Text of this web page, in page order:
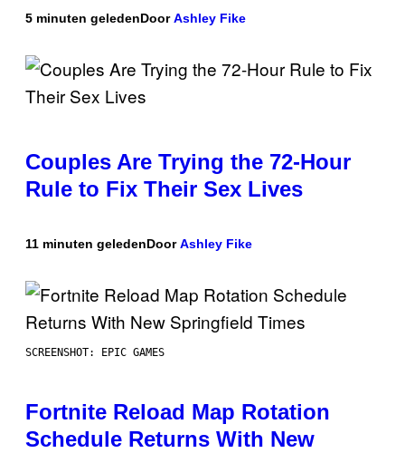
5 minuten geledenDoorAshley Fike
Couples Are Trying the 72-Hour
Rule to Fix Their Sex Lives
11 minuten geledenDoorAshley Fike
SCREENSHOT: EPIC GAMES
Fortnite Reload Map Rotation
Schedule Returns With New